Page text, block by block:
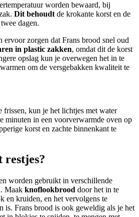
worden bewaard, bij
Dit behoudt de krokante korst en de
dagen.
zorgen dat Frans brood snel oud
in plastic zakken, omdat dit de korst
opslag kun je overwegen het in te
om de versgebakken kwaliteit te
frissen, kun je het lichtjes met water
minuten in een voorverwarmde oven op
korst en zachte binnenkant te
restjes?
worden gebruikt in verschillende
Maak knoflookbrood door het in te
en kruiden, en het vervolgens te
is. Frans brood is ook geweldig als je het